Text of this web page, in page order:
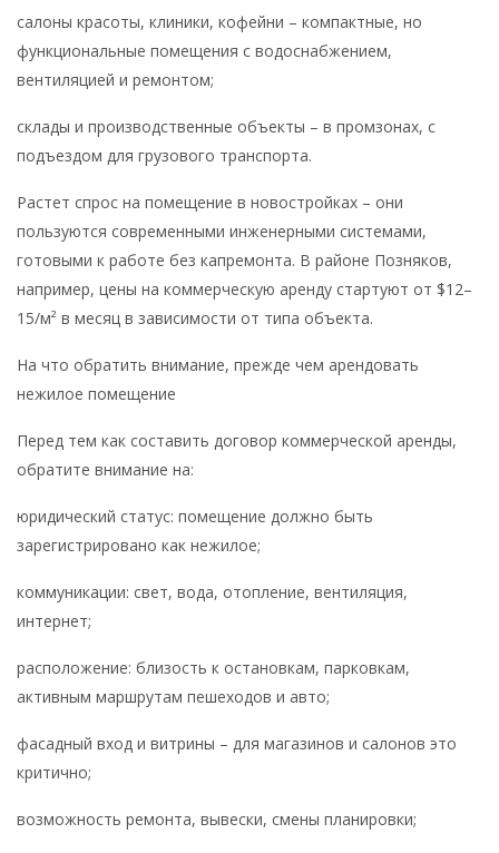
салоны красоты, клиники, кофейни – компактные, но
функциональные помещения с водоснабжением,
вентиляцией и ремонтом;
склады и производственные объекты – в промзонах, с
подъездом для грузового транспорта.
Растет спрос на помещение в новостройках – они
пользуются современными инженерными системами,
готовыми к работе без капремонта. В районе Позняков,
например, цены на коммерческую аренду стартуют от $12–
15/м² в месяц в зависимости от типа объекта.
На что обратить внимание, прежде чем арендовать
нежилое помещение
Перед тем как составить договор коммерческой аренды,
обратите внимание на:
юридический статус: помещение должно быть
зарегистрировано как нежилое;
коммуникации: свет, вода, отопление, вентиляция,
интернет;
расположение: близость к остановкам, парковкам,
активным маршрутам пешеходов и авто;
фасадный вход и витрины – для магазинов и салонов это
критично;
возможность ремонта, вывески, смены планировки;